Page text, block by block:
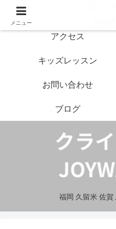
福岡 久留米 佐賀
アクセス
キッズレッスン
お問い合わせ
ブログ
メニュー